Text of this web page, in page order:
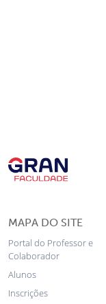
MAPA DO SITE
Portal do Professor e
Colaborador
Alunos
Inscrições